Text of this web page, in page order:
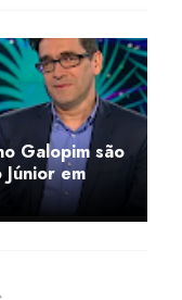
Galopim são
em